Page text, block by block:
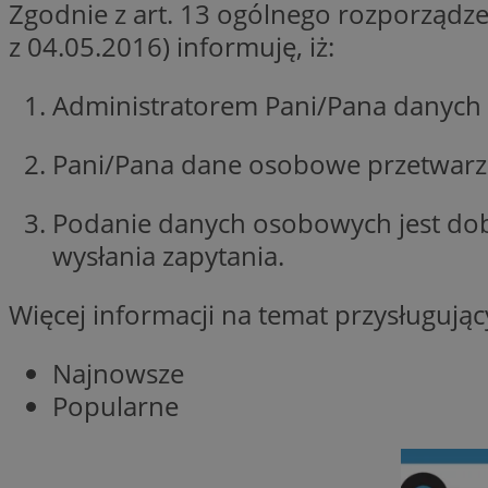
Zgodnie z art. 13 ogólnego
z 04.05.2016) informuję, iż:
Administratorem Pani/Pana
Pani/Pana dane osobowe
Podanie danych osobowych jest
wysłania zapytania.
Więcej informacji na temat
Najnowsze
Popularne
SessID
__cf_bm
euds